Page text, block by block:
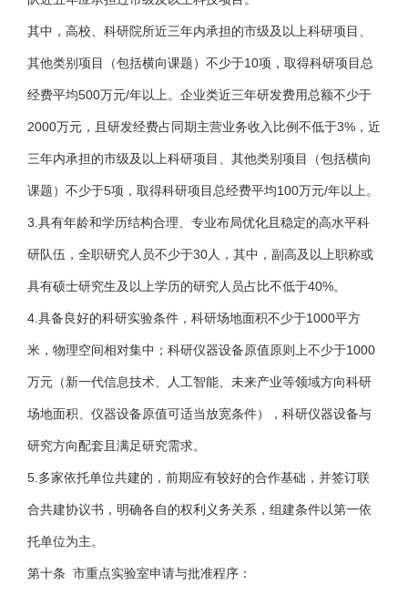
其中，高校、科研院所近三年内承担的市级及以上科研项目、
其他类别项目（包括横向课题）不少于10项，取得科研项目总
经费平均500万元/年以上。企业类近三年研发费用总额不少于
2000万元，且研发经费占同期主营业务收入比例不低于3%，近
三年内承担的市级及以上科研项目、其他类别项目（包括横向
课题）不少于5项，取得科研项目总经费平均100万元/年以上。
3.具有年龄和学历结构合理、专业布局优化且稳定的高水平科
研队伍，全职研究人员不少于30人，其中，副高及以上职称或
具有硕士研究生及以上学历的研究人员占比不低于40%。
4.具备良好的科研实验条件，科研场地面积不少于1000平方
米，物理空间相对集中；科研仪器设备原值原则上不少于1000
万元（新一代信息技术、人工智能、未来产业等领域方向科研
场地面积、仪器设备原值可适当放宽条件），科研仪器设备与
研究方向配套且满足研究需求。
5.多家依托单位共建的，前期应有较好的合作基础，并签订联
合共建协议书，明确各自的权利义务关系，组建条件以第一依
托单位为主。
第十条 市重点实验室申请与批准程序：